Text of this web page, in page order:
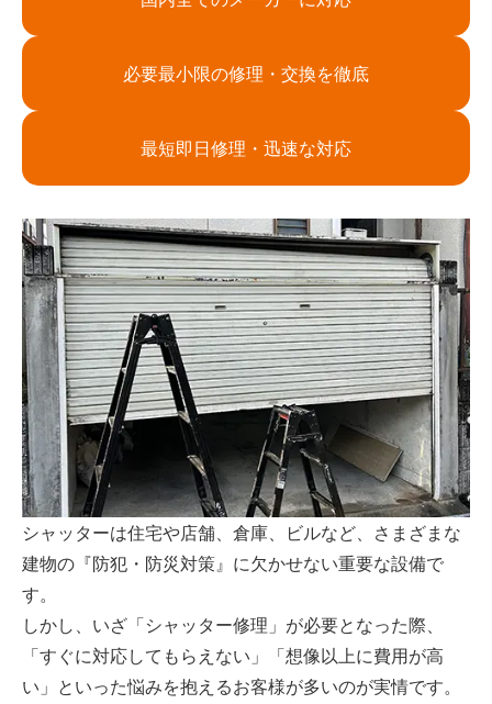
必要最小限の修理・交換を徹底
最短即日修理・迅速な対応
シャッターは住宅や店舗、倉庫、ビルなど、さまざまな
建物の『防犯・防災対策』に欠かせない重要な設備で
す。
しかし、いざ「シャッター修理」が必要となった際、
「すぐに対応してもらえない」「想像以上に費用が高
い」といった悩みを抱えるお客様が多いのが実情です。